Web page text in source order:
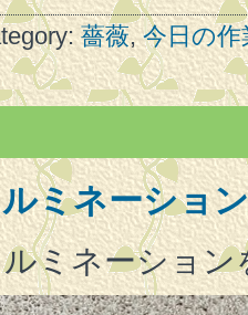
薔薇,今日の作
ミネーション
ミネーション